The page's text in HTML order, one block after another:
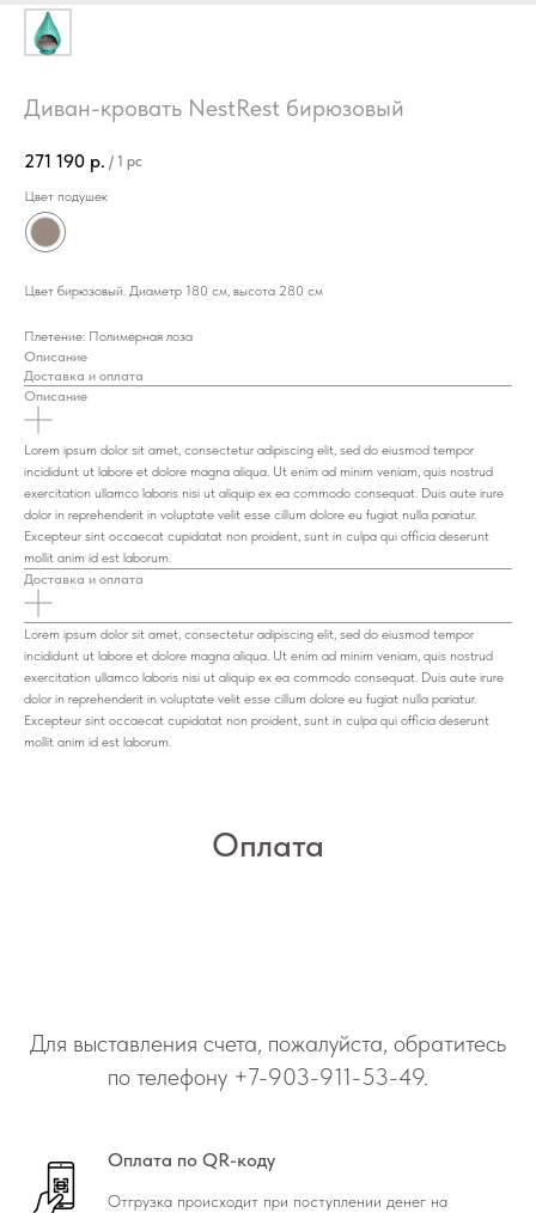
Диван-кровать NestRest бирюзовый
271 190 р. / 1 pc
Цвет подушек
Цвет бирюзовый. Диаметр 180 см, высота 280 см
Плетение: Полимерная лоза
Описание
Доставка и оплата
Описание
Lorem ipsum dolor sit amet, consectetur adipiscing elit, sed do eiusmod tempor
incididunt ut labore et dolore magna aliqua. Ut enim ad minim veniam, quis nostrud
exercitation ullamco laboris nisi ut aliquip ex ea commodo consequat. Duis aute irure
dolor in reprehenderit in voluptate velit esse cillum dolore eu fugiat nulla pariatur.
Excepteur sint occaecat cupidatat non proident, sunt in culpa qui officia deserunt
mollit anim id est laborum.
Доставка и оплата
Lorem ipsum dolor sit amet, consectetur adipiscing elit, sed do eiusmod tempor
incididunt ut labore et dolore magna aliqua. Ut enim ad minim veniam, quis nostrud
exercitation ullamco laboris nisi ut aliquip ex ea commodo consequat. Duis aute irure
dolor in reprehenderit in voluptate velit esse cillum dolore eu fugiat nulla pariatur.
Excepteur sint occaecat cupidatat non proident, sunt in culpa qui officia deserunt
mollit anim id est laborum.
Оплата
Для выставления счета, пожалуйста, обратитесь
по телефону +7-903-911-53-49.
Оплата по QR-коду
Отгрузка происходит при поступлении денег на